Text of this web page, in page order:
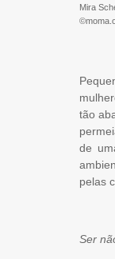
Mira
tão
de
pelas
Ser